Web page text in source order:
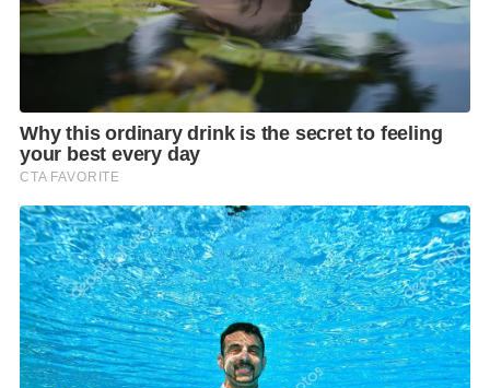
หลังการรักษา โดยไม่จำเป็นต้องส่องกล้อง
การส่องกล้องทางเดินอาหารส่วนบน (Gastroscopy)
การส่องกล้องช่วยให้แพทย์สามารถประเมินความผิดปกติ
ของหลอดอาหาร กระเพาะอาหาร และลำไส้เล็กส่วนต้น
ได้โดยตรง รวมถึงสามารถเก็บตัวอย่างเนื้อเยื่อเพื่อตรวจ
หาเชื้อและประเมินความผิดปกติของเซลล์เพิ่มเติมได้
พญ. ศศิพิมพ์ จามิกรอายุรแพทย์โรคระบบทางเดิน
อาหาร โรงพยาบาลเวชธานี อินเตอร์เนชันแนล อธิบายว่า
อาการอย่างท้องอืด เรอบ่อย แน่นท้อง หรือปวดแสบ
บริเวณลิ้นปี่ แม้ดูไม่รุนแรงในระยะแรก แต่หากเกิดขึ้นต่อ
เนื่อง เป็น ๆ หาย ๆ หรือกลับมาเป็นซ้ำบ่อย ๆ ไม่ควรมอง